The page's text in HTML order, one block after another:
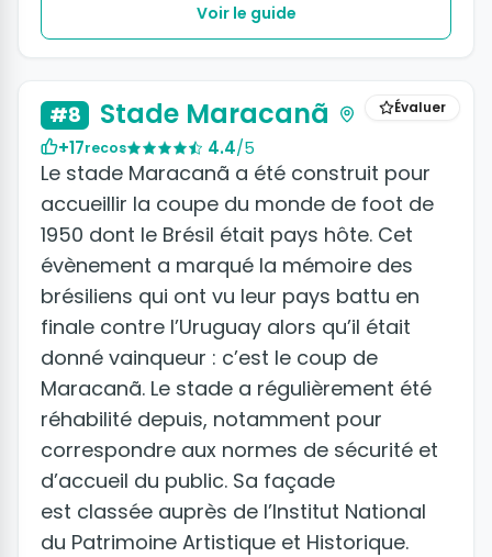
Voir le guide
Évaluer
#8 Stade Maracanã
+17recos 4.4/5
Le stade Maracanã a été construit pour
accueillir la coupe du monde de foot de
1950 dont le Brésil était pays hôte. Cet
évènement a marqué la mémoire des
brésiliens qui ont vu leur pays battu en
finale contre l’Uruguay alors qu’il était
donné vainqueur : c’est le coup de
Maracanã. Le stade a régulièrement été
réhabilité depuis, notamment pour
correspondre aux normes de sécurité et
d’accueil du public. Sa façade
est classée auprès de l’Institut National
du Patrimoine Artistique et Historique.